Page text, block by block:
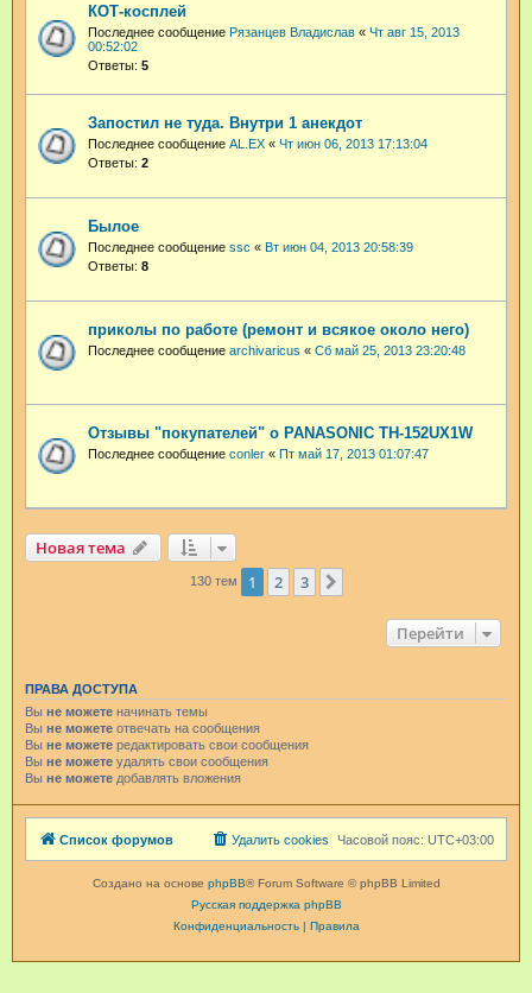
КОТ-косплей
Последнее сообщение Рязанцев Владислав « Чт авг 15, 2013
00:52:02
Ответы: 5
Запостил не туда. Внутри 1 анекдот
Последнее сообщение AL.EX « Чт июн 06, 2013 17:13:04
Ответы: 2
Былое
Последнее сообщение ssc « Вт июн 04, 2013 20:58:39
Ответы: 8
приколы по работе (ремонт и всякое около него)
Последнее сообщение archivaricus « Сб май 25, 2013 23:20:48
Отзывы "покупателей" о PANASONIC TH-152UX1W
Последнее сообщение conler « Пт май 17, 2013 01:07:47
Новая тема
130 тем 1 2 3
Перейти
ПРАВА ДОСТУПА
Вы не можете начинать темы
Вы не можете отвечать на сообщения
Вы не можете редактировать свои сообщения
Вы не можете удалять свои сообщения
Вы не можете добавлять вложения
Список форумов Часовой пояс: UTC+03:00
Удалить cookies
Создано на основе phpBB® Forum Software © phpBB Limited
Русская поддержка phpBB
Конфиденциальность| Правила